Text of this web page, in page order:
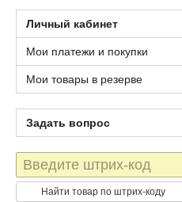
Личный кабинет
Мои платежи и покупки
Мои товары в резерве
Задать вопрос
Штрих-
код
Найти товар по штрих-коду